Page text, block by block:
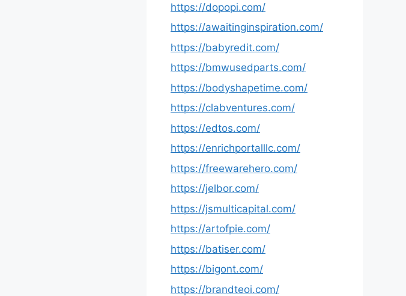
https://dopopi.com/
https://awaitinginspiration.com/
https://babyredit.com/
https://bmwusedparts.com/
https://bodyshapetime.com/
https://clabventures.com/
https://edtos.com/
https://enrichportalllc.com/
https://freewarehero.com/
https://jelbor.com/
https://jsmulticapital.com/
https://artofpie.com/
https://batiser.com/
https://bigont.com/
https://brandteoi.com/